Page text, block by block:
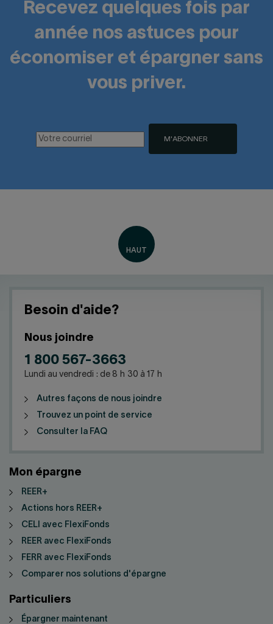
Recevez quelques fois par
année nos astuces pour
économiser et épargner sans
vous priver.
M'ABONNER
Besoin d'aide?
Nous joindre
1 800 567-3663
Lundi au vendredi : de 8 h 30 à 17 h
Autres façons de nous joindre
Trouvez un point de service
Consulter la FAQ
Mon épargne
REER+
Actions hors REER+
CELI avec FlexiFonds
REER avec FlexiFonds
FERR avec FlexiFonds
Comparer nos solutions d'épargne
Particuliers
Épargner maintenant